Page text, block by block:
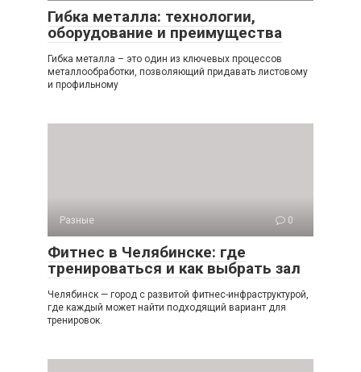
Гибка металла: технологии,
оборудование и преимущества
Гибка металла – это один из ключевых процессов
металлообработки, позволяющий придавать листовому
и профильному
Разные 0
Фитнес в Челябинске: где
тренироваться и как выбрать зал
Челябинск — город с развитой фитнес-инфраструктурой,
где каждый может найти подходящий вариант для
тренировок.